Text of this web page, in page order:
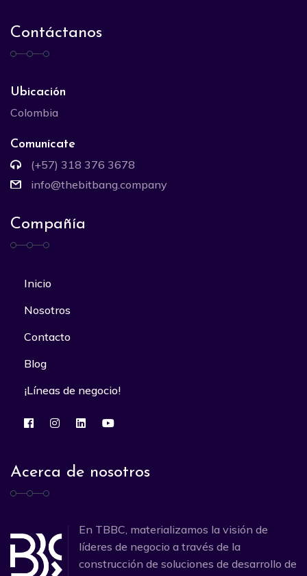
Contáctanos
Ubicación
Colombia
Comunícate
(+57) 318 376 3678
info@thebitbang.company
Compañía
Inicio
Nosotros
Contacto
Blog
¡Líneas de negocio!
Acerca de nosotros
En TBBC, materializamos la visión de
líderes de negocio a través de la
construcción de soluciones de desarrollo de